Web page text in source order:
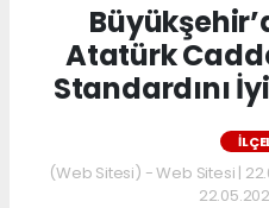
Atatürk
Standardını
(Web Sitesi) - Web Sitesi |